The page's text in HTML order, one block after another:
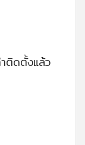
ติดตั้งแล้ว